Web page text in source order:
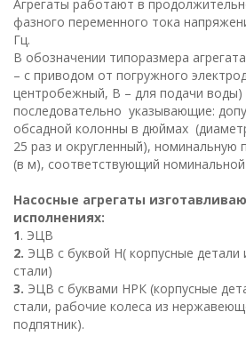
Агрегаты работают в
фазного переменного тока
Гц.
В обозначении типоразмера
– с приводом от погружного
центробежный, В – для подачи
последовательно указывающие:
обсадной колонны в дюймах
25 раз и округленный), номинальную
(в м), соответствующий
Насосные агрегаты
исполнениях:
1. ЭЦВ
2. ЭЦВ с буквой Н( корпусные
стали)
3. ЭЦВ с буквами НРК (корпусные
стали, рабочие колеса из
подпятник).